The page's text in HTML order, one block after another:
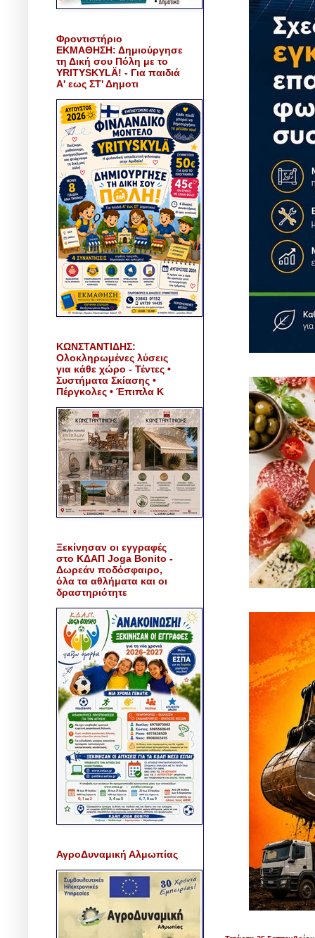
Φροντιστήριο
ΕΚΜΑΘΗΣΗ: Δημιούργησε
τη Δική σου Πόλη με το
YRITYSKYLÄ! - Για παιδιά
Α' εως ΣΤ' Δημοτι
ΚΩΝΣΤΑΝΤΙΔΗΣ:
Ολοκληρωμένες λύσεις
για κάθε χώρο - Τέντες •
Συστήματα Σκίασης •
Πέργκολες • Έπιπλα Κ
Ξεκίνησαν οι εγγραφές
στο ΚΔΑΠ Joga Bonito -
Δωρεάν ποδόσφαιρο,
όλα τα αθλήματα και οι
δραστηριότητε
ΑγροΔυναμική Αλμωπίας